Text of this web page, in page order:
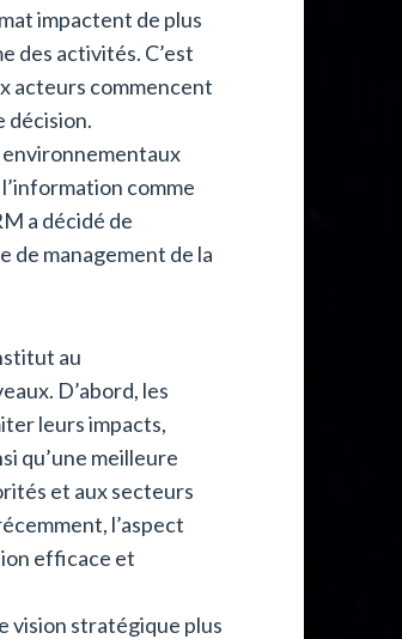
impactent de plus
des activités. C’est
acteurs commencent
décision.
environnementaux
comme
a décidé de
de management de la
au
D’abord, les
leurs impacts,
qu’une meilleure
et aux secteurs
l’aspect
efficace et
vision stratégique plus